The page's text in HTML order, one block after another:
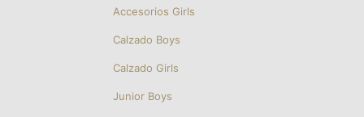
Accesorios Girls
Calzado Boys
Calzado Girls
Junior Boys